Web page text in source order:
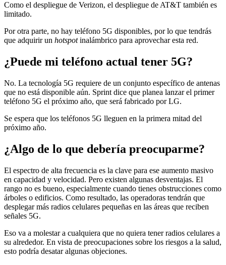
Como el despliegue de Verizon, el despliegue de AT&T también es
limitado.
Por otra parte, no hay teléfono 5G disponibles, por lo que tendrás
que adquirir un hotspotinalámbrico para aprovechar esta red.
¿Puede mi teléfono actual tener 5G?
No. La tecnología 5G requiere de un conjunto específico de antenas
que no está disponible aún. Sprint dice que planea lanzar el primer
teléfono 5G el próximo año, que será fabricado por LG.
Se espera que los teléfonos 5G lleguen en la primera mitad del
próximo año.
¿Algo de lo que debería preocuparme?
El espectro de alta frecuencia es la clave para ese aumento masivo
en capacidad y velocidad. Pero existen algunas desventajas. El
rango no es bueno, especialmente cuando tienes obstrucciones como
árboles o edificios. Como resultado, las operadoras tendrán que
desplegar más radios celulares pequeñas en las áreas que reciben
señales 5G.
Eso va a molestar a cualquiera que no quiera tener radios celulares a
su alrededor. En vista de preocupaciones sobre los riesgos a la salud,
esto podría desatar algunas objeciones.